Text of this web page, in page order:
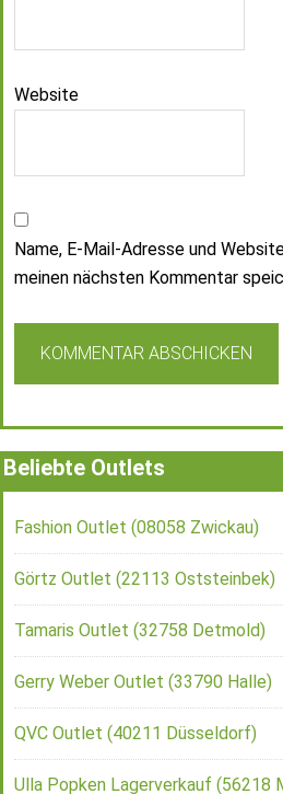
Website
Name, E-Mail-Adresse und
meinen nächsten Kommentar
Beliebte Outlets
Fashion Outlet (08058 Zwickau)
Görtz Outlet (22113 Oststeinbek)
Tamaris Outlet (32758 Detmold)
Gerry Weber Outlet (33790 Halle)
QVC Outlet (40211 Düsseldorf)
Ulla Popken Lagerverkauf (56218